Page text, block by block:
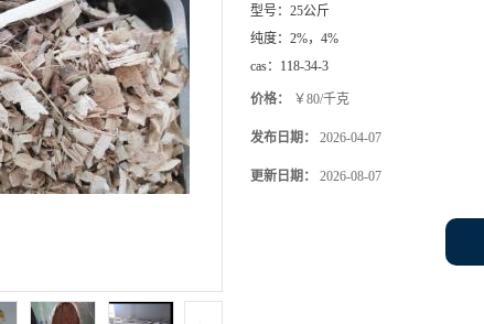
型号： 25公斤
纯度： 2%，4%
cas： 118-34-3
价格： ￥80/千克
发布日期： 2026-04-07
更新日期： 2026-08-07